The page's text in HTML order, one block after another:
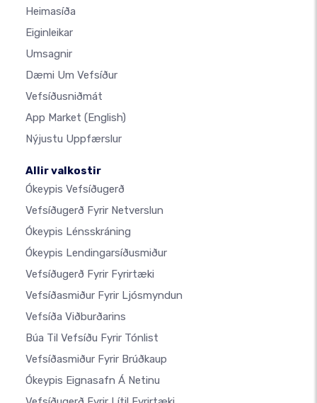
Heimasíða
Eiginleikar
Umsagnir
Dæmi Um Vefsíður
Vefsíðusniðmát
App Market (English)
Nýjustu Uppfærslur
Allir valkostir
Ókeypis Vefsíðugerð
Vefsíðugerð Fyrir Netverslun
Ókeypis Lénsskráning
Ókeypis Lendingarsíðusmiður
Vefsíðugerð Fyrir Fyrirtæki
Vefsíðasmiður Fyrir Ljósmyndun
Vefsíða Viðburðarins
Búa Til Vefsíðu Fyrir Tónlist
Vefsíðasmiður Fyrir Brúðkaup
Ókeypis Eignasafn Á Netinu